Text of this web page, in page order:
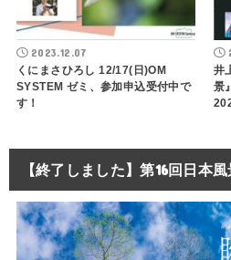
2023.12.07
くにまさひろし 12/17(日)OM
SYSTEM ゼミ、参加申込受付中で
す！
井
景
【終了しました】第16回日本